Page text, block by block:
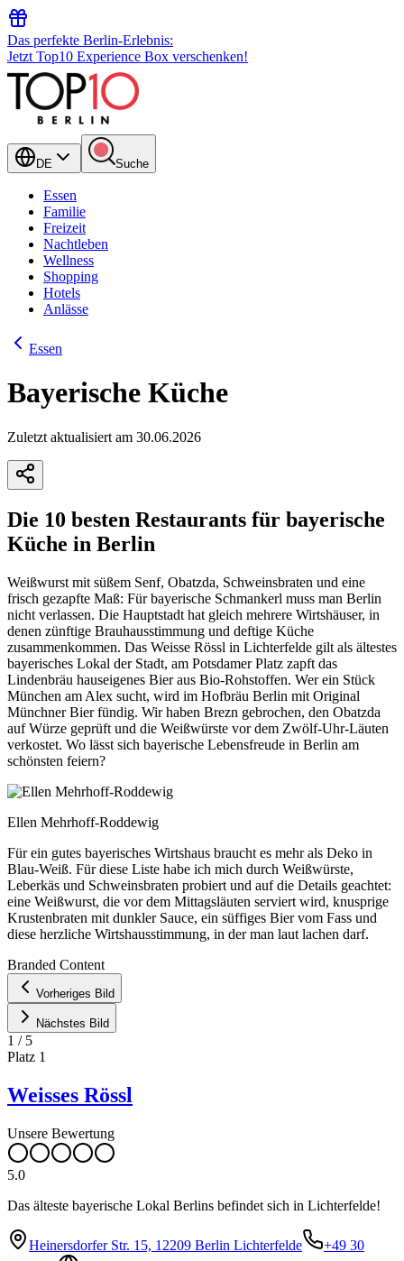
Das perfekte Berlin-Erlebnis:
Jetzt Top10 Experience Box verschenken!
DE Suche
Essen
Familie
Freizeit
Nachtleben
Wellness
Shopping
Hotels
Anlässe
Essen
Bayerische Küche
Zuletzt aktualisiert am 30.06.2026
Die 10 besten Restaurants für bayerische
Küche in Berlin
Weißwurst mit süßem Senf, Obatzda, Schweinsbraten und eine
frisch gezapfte Maß: Für bayerische Schmankerl muss man Berlin
nicht verlassen. Die Hauptstadt hat gleich mehrere Wirtshäuser, in
denen zünftige Brauhausstimmung und deftige Küche
zusammenkommen. Das Weisse Rössl in Lichterfelde gilt als ältestes
bayerisches Lokal der Stadt, am Potsdamer Platz zapft das
Lindenbräu hauseigenes Bier aus Bio-Rohstoffen. Wer ein Stück
München am Alex sucht, wird im Hofbräu Berlin mit Original
Münchner Bier fündig. Wir haben Brezn gebrochen, den Obatzda
auf Würze geprüft und die Weißwürste vor dem Zwölf-Uhr-Läuten
verkostet. Wo lässt sich bayerische Lebensfreude in Berlin am
schönsten feiern?
Ellen Mehrhoff-Roddewig
Für ein gutes bayerisches Wirtshaus braucht es mehr als Deko in
Blau-Weiß. Für diese Liste habe ich mich durch Weißwürste,
Leberkäs und Schweinsbraten probiert und auf die Details geachtet:
eine Weißwurst, die vor dem Mittagsläuten serviert wird, knusprige
Krustenbraten mit dunkler Sauce, ein süffiges Bier vom Fass und
diese herzliche Wirtshausstimmung, in der man laut lachen darf.
+
−
Branded Content
Vorheriges Bild
Nächstes Bild
1 / 5
Platz 1
Weisses Rössl
Unsere Bewertung
5.0
Das älteste bayerische Lokal Berlins befindet sich in Lichterfelde!
Heinersdorfer Str. 15, 12209 Berlin Lichterfelde
+49 30